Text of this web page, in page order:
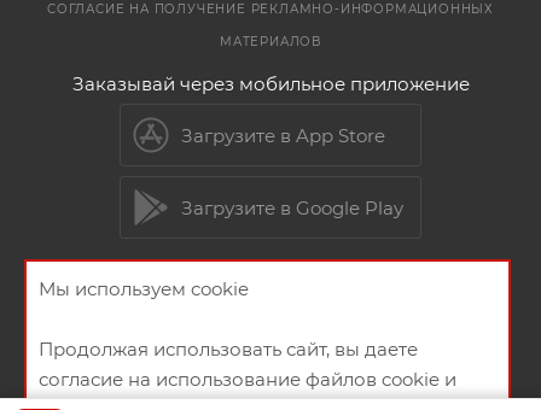
СОГЛАСИЕ НА ПОЛУЧЕНИЕ РЕКЛАМНО-ИНФОРМАЦИОННЫХ
МАТЕРИАЛОВ
Заказывай через мобильное приложение
Загрузите в App Store
Загрузите в Google Play
Мы используем cookie
Продолжая использовать сайт, вы даете
согласие на использование файлов cookie и